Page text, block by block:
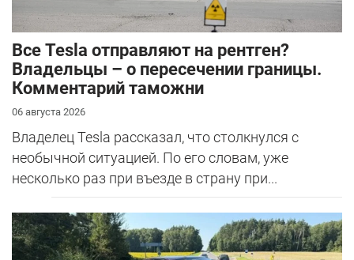
Все Tesla отправляют на рентген?
Владельцы – о пересечении границы.
Комментарий таможни
06 августа 2026
Владелец Tesla рассказал, что столкнулся с
необычной ситуацией. По его словам, уже
несколько раз при въезде в страну при...